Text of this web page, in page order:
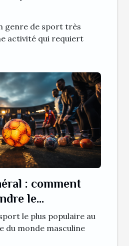
genre de sport très
activité qui requiert
: comment
le
match de
le plus populaire au
du monde masculine